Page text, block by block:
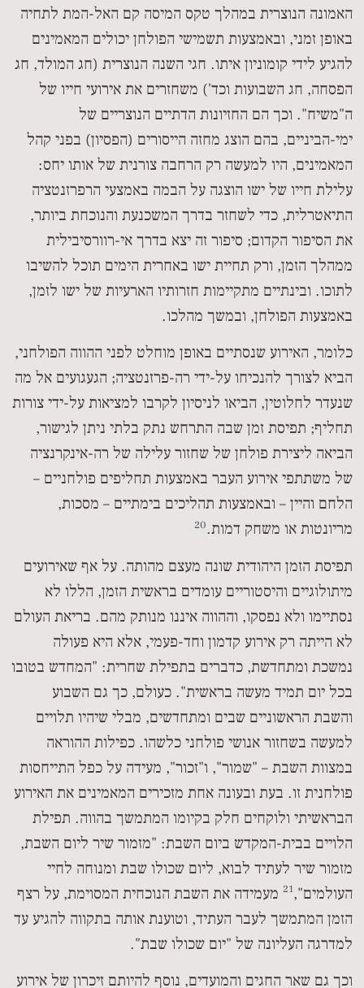
האמונה הנוצרית במהלך טקס המיסה קם האל-המת לתחיה
באופן זמני, ובאמצעות תשמישי הפולחן יכולים המאמינים
להגיע לידי קומוניון איתו. חגי השנה הנוצרית (חג המולד, חג
הפסחה, חג השבועות וכד') משחזרים את אירועי חייו של
ה"משיח". וכך הם החזיונות הדתיים הנוצריים של
ימי-הביניים, בהם הוצג מחזה הייסורים (הפסיון) בפני קהל
המאמינים, היו למעשה רק הרחבה צורנית של אותו יחס:
עלילת חייו של ישו הוצגה על הבמה באמצעי הרפרזנטציה
התיאטרלית, כדי לשחזר בדרך המשכנעת והנוכחת ביותר,
את הסיפור הקדום; סיפור זה יצא בדרך אי-רוורסיבילית
ממהלך הזמן, ורק תחיית ישו באחרית הימים תוכל להשיבו
לתוכו. ובינתיים מתקיימות חזרותיו הארעיות של ישו לזמן,
באמצעות הפולחן, ובמשך מהלכו.
כלומר, האירוע שנסתיים באופן מוחלט לפני ההווה הפולחני,
הביא לצורך להנכיחו על-ידי רה-פרזנטציה; הגעגועים אל מה
שנעדר לחלוטין, הביאו לניסיון לקרבו למציאות על-ידי צורות
תחליף; תפיסת זמן שבה התרחש נתק בלתי ניתן לגישור,
הביאה ליצירת פולחן של שחזור עלילה של רה-אינקרנציה
של משתתפי אירוע העבר באמצעות תחליפים פולחניים –
הלחם והיין – ובאמצעות תהליכים בימתיים – מסכות,
מריונטות או משחק דמות.20
תפיסת הזמן היהודית שונה מעצם מהותה. על אף שאירועים
מיתולוגיים והיסטוריים עומדים בראשית הזמן, הללו לא
נסתיימו ולא נפסקו, וההווה איננו מנותק מהם. בריאת העולם
לא הייתה רק אירוע קדמון וחד-פעמי, אלא היא פעולה
נמשכת ומתחדשת, כדברים בתפילת שחרית: "המחדש בטובו
בכל יום תמיד מעשה בראשית". כעולם, כך גם השבוע
והשבת הראשוניים שבים ומתחדשים, מבלי שיהיו תלויים
למעשה בשחזור אנושי פולחני כלשהו. כפילות ההוראה
במצוות השבת – "שמור", ו"זכור", מעידה על כפל התייחסות
פולחנית זו. בעת ובעונה אחת מזכירים המאמינים את האירוע
הבראשיתי ולוקחים חלק בקיומו המתמשך בהווה. תפילת
הלויים בבית-המקדש ביום השבת: "מזמור שיר ליום השבת,
מזמור שיר לעתיד לבוא, ליום שכולו שבת ומנוחה לחיי
העולמים",21 מעמידה את השבת הנוכחית המסוימת, על רצף
הזמן המתמשך לעבר העתיד, וטוענת אותה בתקווה להגיע עד
למדרגה העליונה של "יום שכולו שבת".
וכך גם שאר החגים והמועדים, נוסף להיותם זיכרון של אירוע